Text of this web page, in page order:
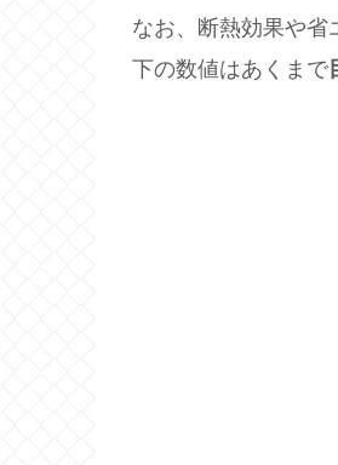
なお、断熱効果や省
下の数値はあくまで